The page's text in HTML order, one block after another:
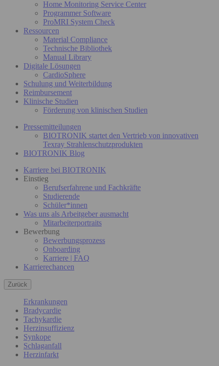
Home Monitoring Service Center
Programmer Software
ProMRI System Check
Ressourcen
Material Compliance
Technische Bibliothek
Manual Library
Digitale Lösungen
CardioSphere
Schulung und Weiterbildung
Reimbursement
Klinische Studien
Förderung von klinischen Studien
Pressemitteilungen
BIOTRONIK startet den Vertrieb von innovativen
Texray Strahlenschutzprodukten
BIOTRONIK Blog
Karriere bei BIOTRONIK
Einstieg
Berufserfahrene und Fachkräfte
Studierende
Schüler*innen
Was uns als Arbeitgeber ausmacht
Mitarbeiterportraits
Bewerbung
Bewerbungsprozess
Onboarding
Karriere | FAQ
Karrierechancen
Zurück
Erkrankungen
Bradycardie
Tachykardie
Herzinsuffizienz
Synkope
Schlaganfall
Herzinfarkt